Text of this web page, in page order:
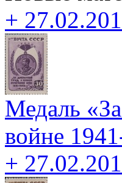
+
Медаль
войне
+